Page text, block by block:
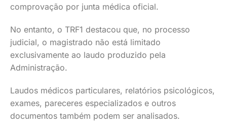
comprovação por junta médica oficial.
No entanto, o TRF1 destacou que, no processo
judicial, o magistrado não está limitado
exclusivamente ao laudo produzido pela
Administração.
Laudos médicos particulares, relatórios psicológicos,
exames, pareceres especializados e outros
documentos também podem ser analisados.